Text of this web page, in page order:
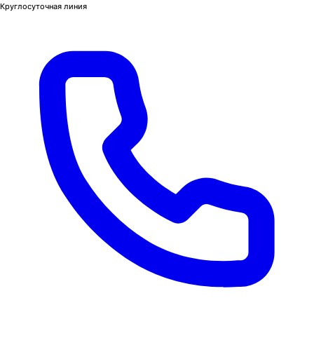
Круглосуточная линия